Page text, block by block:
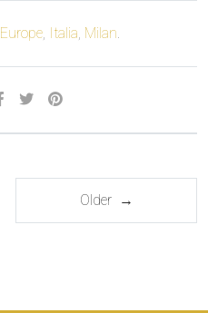
Europe Italia Milan
Older →